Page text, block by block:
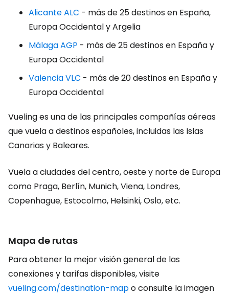
Alicante ALC - más de 25 destinos en España,
Europa Occidental y Argelia
Málaga AGP - más de 25 destinos en España y
Europa Occidental
Valencia VLC - más de 20 destinos en España y
Europa Occidental
Vueling es una de las principales compañías aéreas
que vuela a destinos españoles, incluidas las Islas
Canarias y Baleares.
Vuela a ciudades del centro, oeste y norte de Europa
como Praga, Berlín, Munich, Viena, Londres,
Copenhague, Estocolmo, Helsinki, Oslo, etc.
Mapa de rutas
Para obtener la mejor visión general de las
conexiones y tarifas disponibles, visite
vueling.com/destination-mapo consulte la imagen